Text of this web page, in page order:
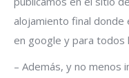
alojamiento final donde
en google y para todos
– Además, y no menos